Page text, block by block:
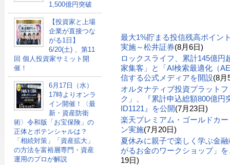
1,500億円突破
【投資家と上場
企業が直接つな
がる1日】
6/20(土) 、第11
回 個人投資家サミット開
催！
6月17日（水）
17時よりオンラ
イン開催！〈最
新・資産防衛
術〉令和版「お宝保険」の
正体とポテンシャルは？
「相続対策」「資産拡大」
の方法を富裕層専門・資産
運用のプロが解説
最大1%貯まる投信残高ポイン
実施～松井証券(8月6日)
ロックスライフ、累計145億円
家集客」と「AI検索最適化（
信する公式メディアを開設(8月
オルタナティブ投資プラット
ク」、『累計申込総額800億円
ID1121』を公開(7月23日)
楽天プレミアム・ゴールドカ
ン実施(7月20日)
夏休みに親子で楽しく学ぶ金
がるお金のワークショップ」
19日)